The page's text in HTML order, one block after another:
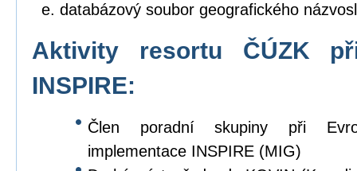
databázový soubor geografického
Aktivity resortu ČÚZK
INSPIRE:
Člen poradní skupiny při
implementace INSPIRE (MIG)